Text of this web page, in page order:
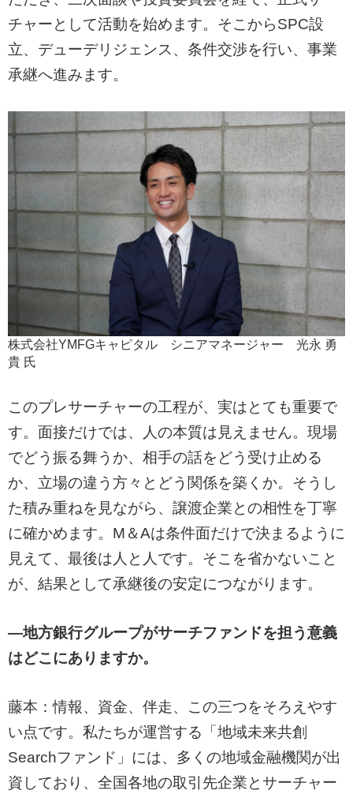
チャーとして活動を始めます。そこからSPC設
立、デューデリジェンス、条件交渉を行い、事業
承継へ進みます。
株式会社YMFGキャピタル シニアマネージャー 光永 勇
貴 氏
このプレサーチャーの工程が、実はとても重要で
す。面接だけでは、人の本質は見えません。現場
でどう振る舞うか、相手の話をどう受け止める
か、立場の違う方々とどう関係を築くか。そうし
た積み重ねを見ながら、譲渡企業との相性を丁寧
に確かめます。M＆Aは条件面だけで決まるように
見えて、最後は人と人です。そこを省かないこと
が、結果として承継後の安定につながります。
―地方銀行グループがサーチファンドを担う意義
はどこにありますか。
藤本：情報、資金、伴走、この三つをそろえやす
い点です。私たちが運営する「地域未来共創
Searchファンド」には、多くの地域金融機関が出
資しており、全国各地の取引先企業とサーチャー